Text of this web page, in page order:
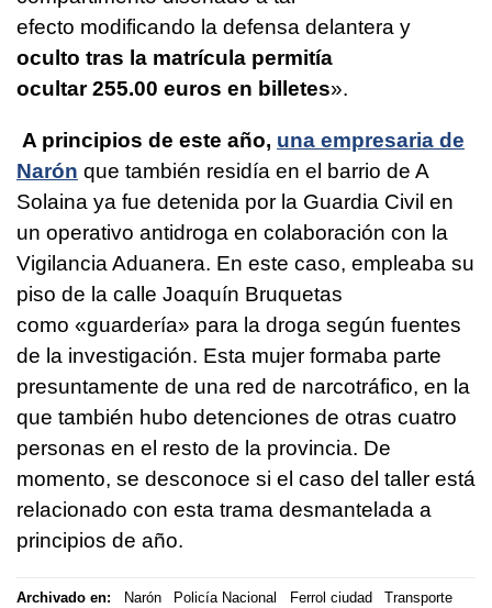
efecto modificando la defensa delantera y
oculto tras la matrícula permitía
ocultar 255.00 euros en billetes».
A principios de este año, una empresaria de
Narón que también residía en el barrio de A
Solaina ya fue detenida por la Guardia Civil en
un operativo antidroga en colaboración con la
Vigilancia Aduanera. En este caso, empleaba su
piso de la calle Joaquín Bruquetas
como «guardería» para la droga según fuentes
de la investigación. Esta mujer formaba parte
presuntamente de una red de narcotráfico, en la
que también hubo detenciones de otras cuatro
personas en el resto de la provincia. De
momento, se desconoce si el caso del taller está
relacionado con esta trama desmantelada a
principios de año.
Archivado en: Narón Policía Nacional Ferrol ciudad
Transporte